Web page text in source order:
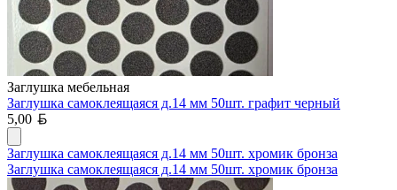
Заглушка мебельная
Заглушка самоклеящаяся д.14 мм 50шт. графит черный
5,00
Заглушка самоклеящаяся д.14 мм 50шт. хромик бронза
Заглушка самоклеящаяся д.14 мм 50шт. хромик бронза